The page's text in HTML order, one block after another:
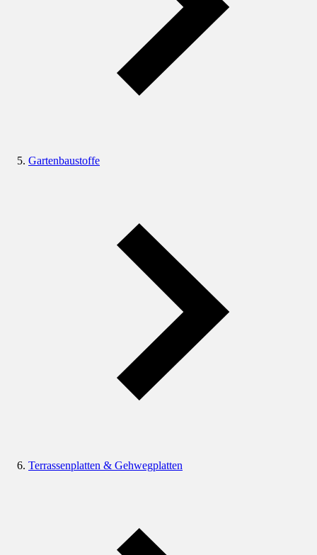
Gartenbaustoffe
Terrassenplatten & Gehwegplatten